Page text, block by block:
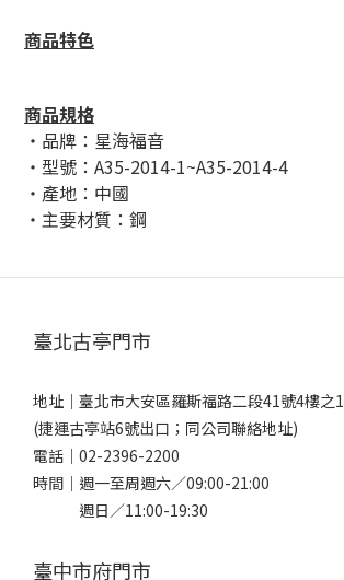
商品特色
商品規格
・品牌：星海福音
・型號：A35-2014-1~A35-2014-4
・產地：中國
・主要材質：鋼
臺北古亭門市
地址｜ 臺北市大安區羅斯福路二段41號4樓之1
(捷運古亭站6號出口；同公司聯絡地址)
電話｜ 02-2396-2200
時間｜週一至周週六／09:00-21:00
週日／11:00-19:30
臺中市府門市